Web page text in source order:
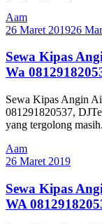
Aam
26 Maret 201926
Sewa Kipas
Wa
Sewa Kipas Angin
081291820537,
yang tergolong
Aam
26 Maret 2019
Sewa Kipas
WA